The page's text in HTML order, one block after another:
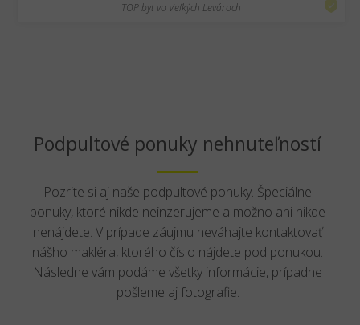
TOP byt vo Veľkých Levároch
Podpultové ponuky nehnuteľností
Pozrite si aj naše podpultové ponuky. Špeciálne
ponuky, ktoré nikde neinzerujeme a možno ani nikde
nenájdete. V prípade záujmu neváhajte kontaktovať
nášho makléra, ktorého číslo nájdete pod ponukou.
Následne vám podáme všetky informácie, prípadne
pošleme aj fotografie.